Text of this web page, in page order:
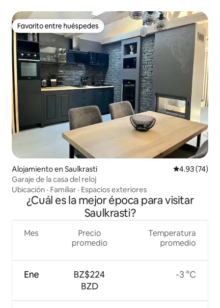
Favorito entre huéspedes
Favorito entre huéspedes
Alojamiento en Saulkrasti Calificación
4.93 (74)
Garaje de la casa del reloj
Ubicación · Familiar · Espacios exteriores
¿Cuál es la mejor época para visitar
Saulkrasti?
Mes
Ene
Precio
promedio
BZ$224
BZD
Temperatura
promedio
-3 °C